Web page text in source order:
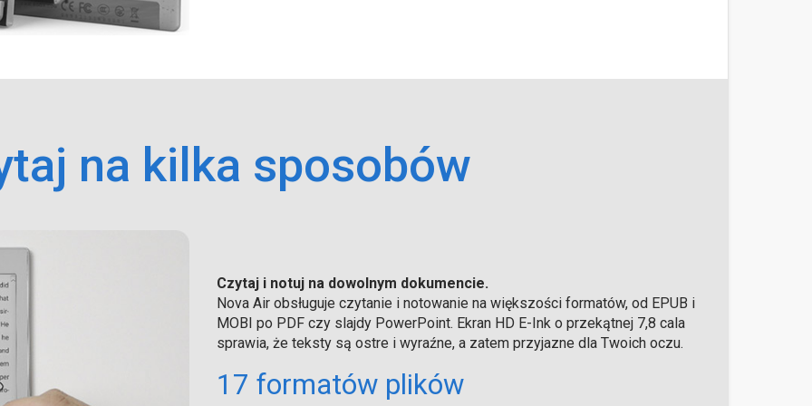
na kilka sposobów
Czytaj i notuj na dowolnym dokumencie.
Nova Air obsługuje czytanie i notowanie na większości formatów, od EPUB i
MOBI po PDF czy slajdy PowerPoint. Ekran HD E-Ink o przekątnej 7,8 cala
sprawia, że ​​teksty są ostre i wyraźne, a zatem przyjazne dla Twoich oczu.
17 formatów plików